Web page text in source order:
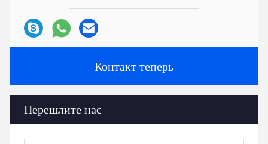
Контакт теперь
Перешлите нас